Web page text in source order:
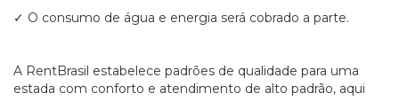
✓ O consumo de água e energia será cobrado a parte.
A RentBrasil estabelece padrões de qualidade para uma
estada com conforto e atendimento de alto padrão, aqui